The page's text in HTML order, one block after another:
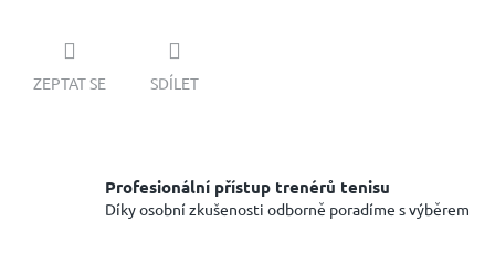
ZEPTAT SE SDÍLET
Profesionální přístup trenérů tenisu
Díky osobní zkušenosti odborně poradíme s výběrem